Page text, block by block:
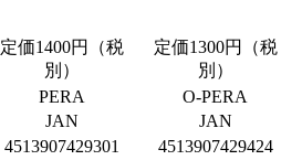
定価1400円（税
別）
定価1300円（税
別）
PERA
O-PERA
JAN
JAN
4513907429301
4513907429424